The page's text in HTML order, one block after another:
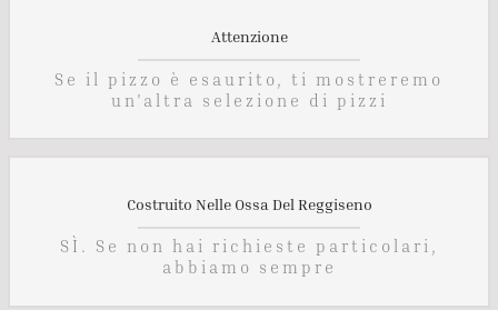
Attenzione
Se il pizzo è esaurito, ti mostreremo
un'altra selezione di pizzi
Costruito Nelle Ossa Del Reggiseno
SÌ. Se non hai richieste particolari,
abbiamo sempre